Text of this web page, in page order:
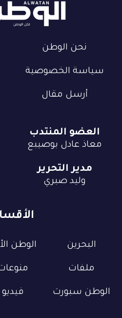
نحن الوطن
سياسة الخصوصية
أرسل مقال
البحرين الوطن
ملفات
الوطن سبورت فيديو
العضو المنتدب
معاذ عادل بوصيبع
مدير التحرير
وليد صبري